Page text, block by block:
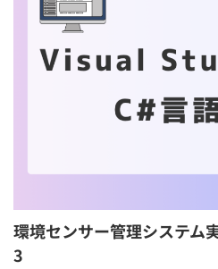
環境センサー管理システム
3